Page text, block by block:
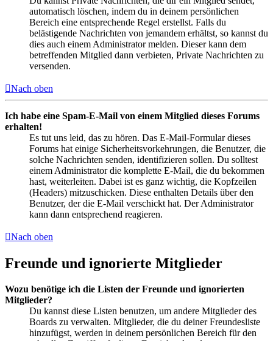
automatisch löschen, indem du in deinem persönlichen
Bereich eine entsprechende Regel erstellst. Falls du
belästigende Nachrichten von jemandem erhältst, so kannst du
dies auch einem Administrator melden. Dieser kann dem
betreffenden Mitglied dann verbieten, Private Nachrichten zu
versenden.
Nach oben
Ich habe eine Spam-E-Mail von einem Mitglied dieses Forums
erhalten!
Es tut uns leid, das zu hören. Das E-Mail-Formular dieses
Forums hat einige Sicherheitsvorkehrungen, die Benutzer, die
solche Nachrichten senden, identifizieren sollen. Du solltest
einem Administrator die komplette E-Mail, die du bekommen
hast, weiterleiten. Dabei ist es ganz wichtig, die Kopfzeilen
(Headers) mitzuschicken. Diese enthalten Details über den
Benutzer, der die E-Mail verschickt hat. Der Administrator
kann dann entsprechend reagieren.
Nach oben
Freunde und ignorierte Mitglieder
Wozu benötige ich die Listen der Freunde und ignorierten
Mitglieder?
Du kannst diese Listen benutzen, um andere Mitglieder des
Boards zu verwalten. Mitglieder, die du deiner Freundesliste
hinzufügst, werden in deinem persönlichen Bereich für den